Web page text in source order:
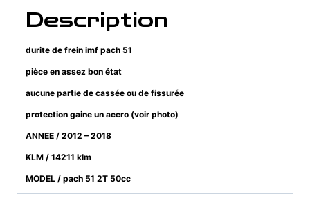
Description
durite de frein imf pach 51
pièce en assez bon état
aucune partie de cassée ou de fissurée
protection gaine un accro (voir photo)
ANNEE / 2012 – 2018
KLM / 14211 klm
MODEL / pach 51 2T 50cc